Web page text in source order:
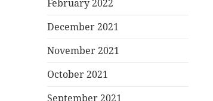
February 2022
December 2021
November 2021
October 2021
September 2021